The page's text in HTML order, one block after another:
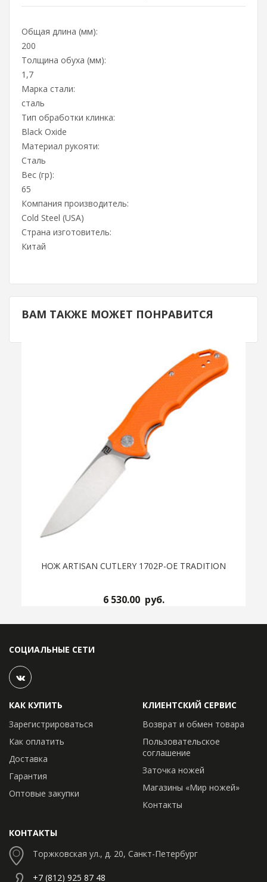
Общая длина (мм):
200
Толщина обуха (мм):
1,7
Марка стали:
сталь
Тип обработки клинка:
Black Oxide
Материал рукояти:
Сталь
Вес (гр):
65
Компания производитель:
Cold Steel (USA)
Страна изготовитель:
Китай
ВАМ ТАКЖЕ МОЖЕТ ПОНРАВИТСЯ
НОЖ ARTISAN CUTLERY 1702P-OE TRADITION
6 530.00 руб.
СОЦИАЛЬНЫЕ СЕТИ
КАК КУПИТЬ
Зарегистрироваться
Как оплатить
Доставка
Гарантия
Оптовые закупки
КЛИЕНТСКИЙ СЕРВИС
Возврат и обмен товара
Пользовательское
соглашение
Заточка ножей
Магазины «Мир ножей»
Контакты
КОНТАКТЫ
Торжковская ул., д. 20, Санкт-Петербург
+7 (812) 925 87 48